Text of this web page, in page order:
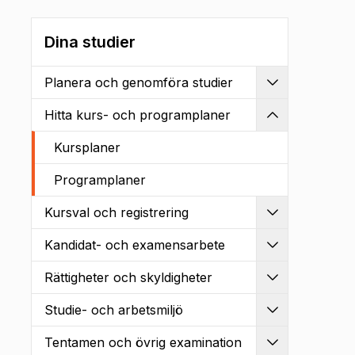
Dina studier
Planera och genomföra studier
Hitta kurs- och programplaner
Kursplaner
Programplaner
Kursval och registrering
Kandidat- och examensarbete
Rättigheter och skyldigheter
Studie- och arbetsmiljö
Tentamen och övrig examination